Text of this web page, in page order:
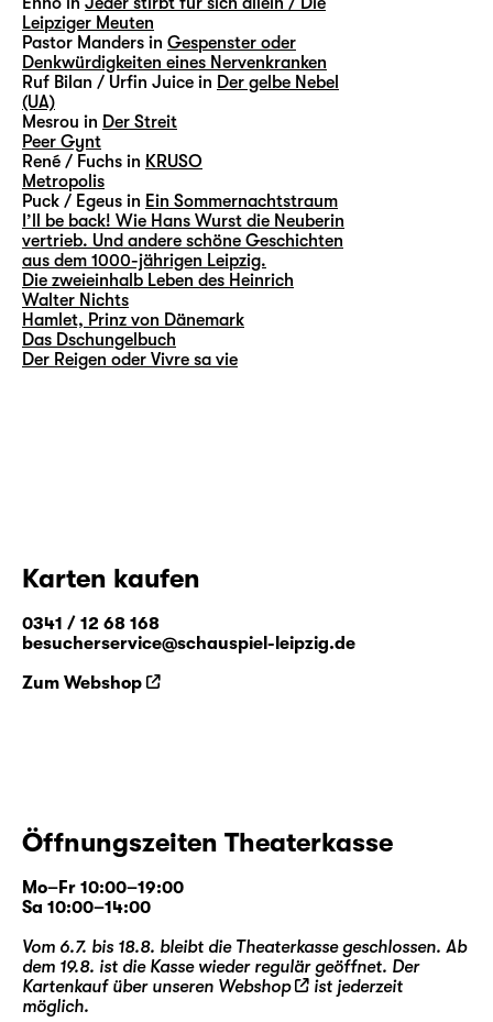
Leipziger Meuten
Pastor Manders in Gespenster oder
Denkwürdigkeiten eines Nervenkranken
Ruf Bilan / Urfin Juice in Der gelbe Nebel
(UA)
Mesrou in Der Streit
Peer Gynt
René / Fuchs in KRUSO
Metropolis
Puck / Egeus in Ein Sommernachtstraum
I’ll be back! Wie Hans Wurst die Neuberin
vertrieb. Und andere schöne Geschichten
aus dem 1000-jährigen Leipzig.
Die zweieinhalb Leben des Heinrich
Walter Nichts
Hamlet, Prinz von Dänemark
Das Dschungelbuch
Der Reigen oder Vivre sa vie
Karten kaufen
0341 / 12 68 168
besucherservice@schauspiel-leipzig.de
Zum Webshop
Öffnungszeiten Theaterkasse
Mo–Fr 10:00–19:00
Sa 10:00–14:00
Vom 6.7. bis 18.8. bleibt die Theaterkasse geschlossen. Ab
dem 19.8. ist die Kasse wieder regulär geöffnet. Der
Kartenkauf über unseren Webshop
ist jederzeit
möglich.